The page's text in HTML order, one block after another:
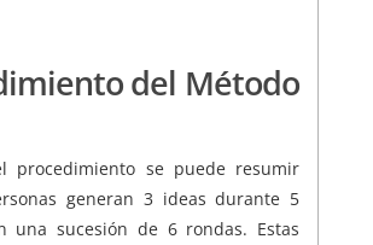
del Método
procedimiento se puede resumir
generan 3 ideas durante 5
una sucesión de 6 rondas. Estas